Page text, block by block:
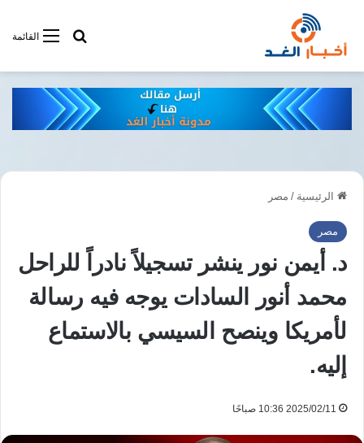
القائمةأبحت فى
الرئيسية / مصر
مصر
د. أيمن نور ينشر تسجيلاً نادراً للراحل
محمد أنور السادات يوجه فيه رسالة
لأمريكا وينصح السيسي بالاستماع
إليه.
2025/02/11 10:36 صباحًا